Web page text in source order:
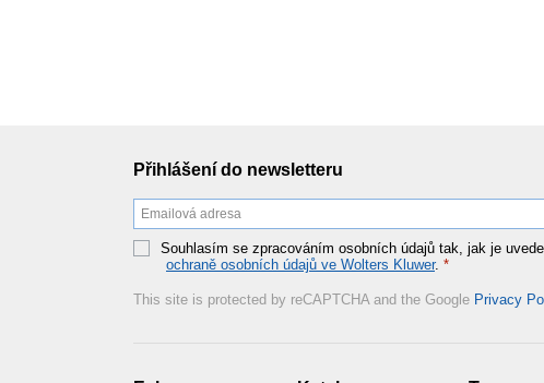
Přihlášení do newsletteru
Souhlasím se zpracováním osobních údajů tak, jak je
ochraně osobních údajů ve Wolters Kluwer. *
This site is protected by reCAPTCHA and the Google Privacy